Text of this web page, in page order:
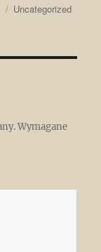
Kategorie
Uncategorized
Wymagane